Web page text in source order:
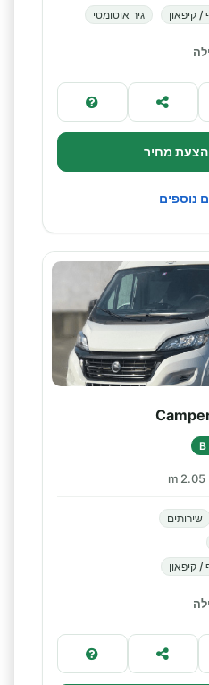
קיפאון
גיר אוטומטי
הצעת מחיר
נוספים
שירותים
קיפאון